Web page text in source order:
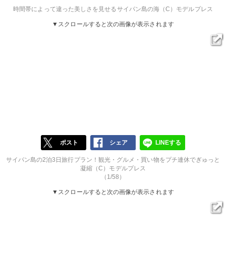
時間帯によって違った美しさを見せるサイパン島の海（C）モデルプレス
▼スクロールすると次の画像が表示されます
ポスト シェア LINEする
サイパン島の2泊3日旅行プラン！観光・グルメ・買い物をプチ連休でぎゅっと
凝縮（C）モデルプレス
（1/58）
▼スクロールすると次の画像が表示されます